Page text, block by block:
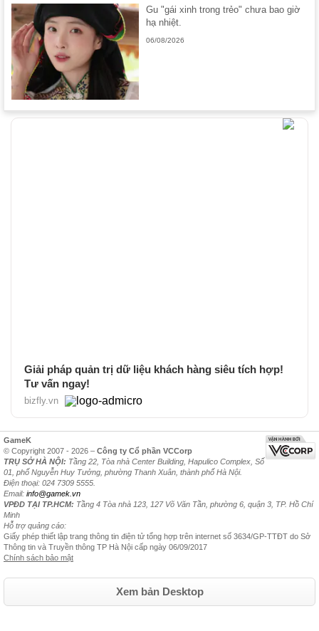
Gu "gái xinh trong trẻo" chưa bao giờ
hạ nhiệt.
06/08/2026
Giải pháp quản trị dữ liệu khách hàng siêu tích hợp!
Tư vấn ngay!
bizfly.vn
GameK
© Copyright 2007 - 2026 – Công ty Cổ phần VCCorp
TRỤ SỞ HÀ NỘI: Tầng 22, Tòa nhà Center Building, Hapulico Complex, Số
01, phố Nguyễn Huy Tưởng, phường Thanh Xuân, thành phố Hà Nội.
Điện thoại: 024 7309 5555.
Email: info@gamek.vn
VPĐD TẠI TP.HCM: Tầng 4 Tòa nhà 123, 127 Võ Văn Tần, phường 6, quận 3, TP. Hồ Chí
Minh
Hỗ trợ quảng cáo:
Giấy phép thiết lập trang thông tin điện tử tổng hợp trên internet số 3634/GP-TTĐT do Sở
Thông tin và Truyền thông TP Hà Nội cấp ngày 06/09/2017
Chính sách bảo mật
Xem bản Desktop